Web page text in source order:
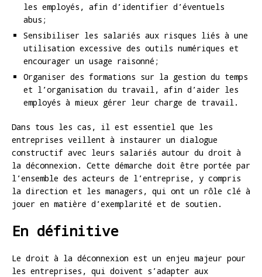
les employés, afin d’identifier d’éventuels
abus;
Sensibiliser les salariés aux risques liés à une
utilisation excessive des outils numériques et
encourager un usage raisonné;
Organiser des formations sur la gestion du temps
et l’organisation du travail, afin d’aider les
employés à mieux gérer leur charge de travail.
Dans tous les cas, il est essentiel que les
entreprises veillent à instaurer un dialogue
constructif avec leurs salariés autour du droit à
la déconnexion. Cette démarche doit être portée par
l’ensemble des acteurs de l’entreprise, y compris
la direction et les managers, qui ont un rôle clé à
jouer en matière d’exemplarité et de soutien.
En définitive
Le droit à la déconnexion est un enjeu majeur pour
les entreprises, qui doivent s’adapter aux